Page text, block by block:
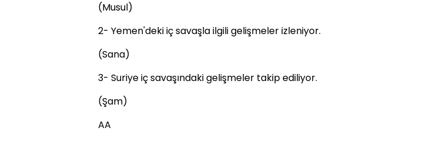
(Musul)
2- Yemen'deki iç savaşla ilgili gelişmeler izleniyor.
(Sana)
3- Suriye iç savaşındaki gelişmeler takip ediliyor.
(Şam)
AA